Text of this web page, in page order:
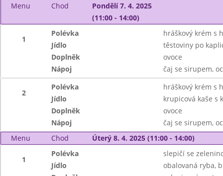
Menu Chod
Pondělí 7. 4. 2025
(11:00 - 14:00)
1
Polévka
hráškový krém s
Jídlo
těstoviny po
Doplněk
ovoce
Nápoj
čaj se sirupem,
2
Polévka
hráškový krém s
Jídlo
krupicová kaše s
Doplněk
ovoce
Nápoj
čaj se sirupem,
Menu
Chod Úterý 8. 4. 2025 (11:00 - 14:00)
1
Polévka
slepičí se
Jídlo
obalovaná ryba,